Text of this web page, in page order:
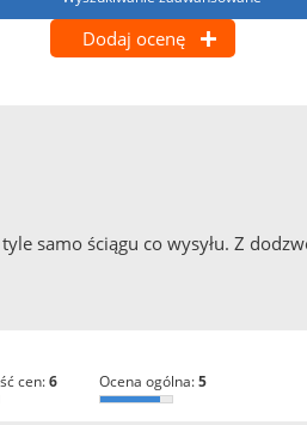
Dodaj ocenę
samo ściągu co wysyłu. Z
cen:6 ocena ogólna:5